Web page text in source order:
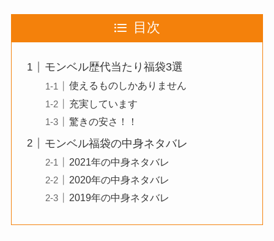
目次
モンベル歴代当たり福袋3選
使えるものしかありません
充実しています
驚きの安さ！！
モンベル福袋の中身ネタバレ
2021年の中身ネタバレ
2020年の中身ネタバレ
2019年の中身ネタバレ